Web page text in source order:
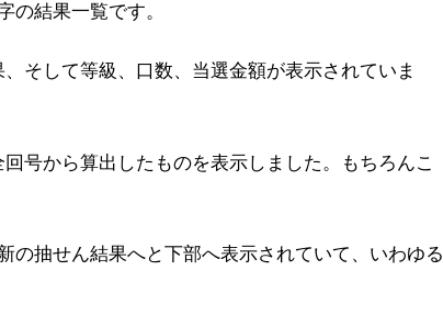
の結果一覧です。
そして等級、口数、当選金額が表示されていま
号から算出したものを表示しました。もちろんこ
の抽せん結果へと下部へ表示されていて、いわゆる